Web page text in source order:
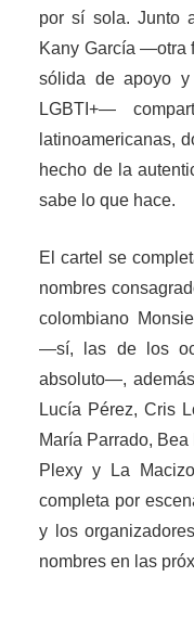
por sí sola. Junto
Kany García —otra
sólida de apoyo y
LGBTI+—
latinoamericanas,
hecho de la
sabe lo que hace.
El cartel se
nombres
colombiano
—sí, las de los
absoluto—,
Lucía Pérez, Cris
María Parrado,
Plexy y La
completa por
y los
nombres en las